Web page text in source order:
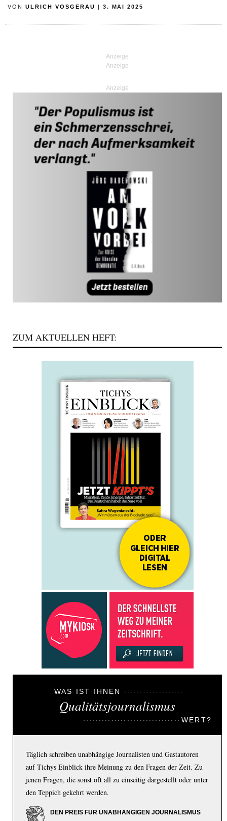
VON ULRICH VOSGERAU 3. MAI 2025
Anzeige
ZUM AKTUELLEN HEFT:
WAS IST IHNEN
Qualitätsjournalismus
WERT?
Täglich schreiben unabhängige Journalisten und Gastautoren
auf Tichys Einblick ihre Meinung zu den Fragen der Zeit. Zu
jenen Fragen, die sonst oft all zu einseitig dargestellt oder unter
den Teppich gekehrt werden.
DEN PREIS FÜR UNABHÄNGIGEN JOURNALISMUS